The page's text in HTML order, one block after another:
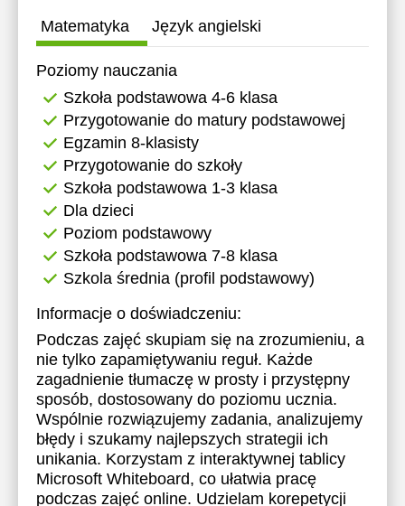
Matematyka Język angielski
Poziomy nauczania
Szkoła podstawowa 4-6 klasa
Przygotowanie do matury podstawowej
Egzamin 8-klasisty
Przygotowanie do szkoły
Szkoła podstawowa 1-3 klasa
Dla dzieci
Poziom podstawowy
Szkoła podstawowa 7-8 klasa
Szkola średnia (profil podstawowy)
Informacje o doświadczeniu:
Podczas zajęć skupiam się na zrozumieniu, a
nie tylko zapamiętywaniu reguł. Każde
zagadnienie tłumaczę w prosty i przystępny
sposób, dostosowany do poziomu ucznia.
Wspólnie rozwiązujemy zadania, analizujemy
błędy i szukamy najlepszych strategii ich
unikania. Korzystam z interaktywnej tablicy
Microsoft Whiteboard, co ułatwia pracę
podczas zajęć online. Udzielam korepetycji
13:00
14:00
14:30
15:00
15:30
16:00